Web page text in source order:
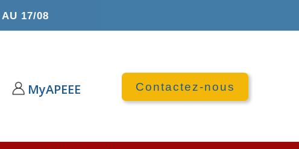
17/08
MyAPEEE Contactez-nous